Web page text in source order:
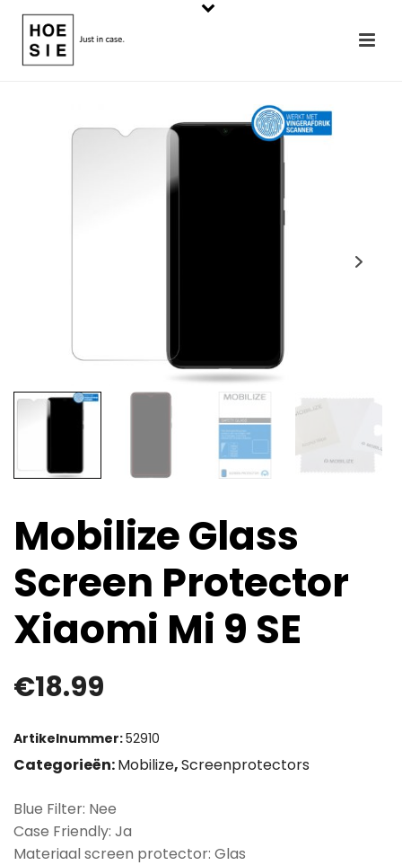
Mobilize Glass
Screen Protector
Xiaomi Mi 9 SE
€18.99
Artikelnummer:52910
Categorieën:Mobilize,Screenprotectors
Blue Filter: Nee
Case Friendly: Ja
Materiaal screen protector: Glas